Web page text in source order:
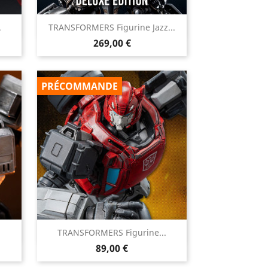
TRANSFORMERS Figurine Jazz...
Prix
269,00 €
Aperçu rapide
TRANSFORMERS Figurine...
Prix
89,00 €
PRÉCOMMANDE
Aperçu rapide